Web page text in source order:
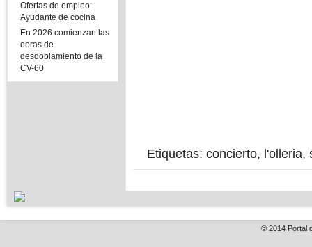
Ofertas de empleo:
Ayudante de cocina
En 2026 comienzan las
obras de
desdoblamiento de la
CV-60
Etiquetas: concierto, l'olleria,
© 2014 Portal